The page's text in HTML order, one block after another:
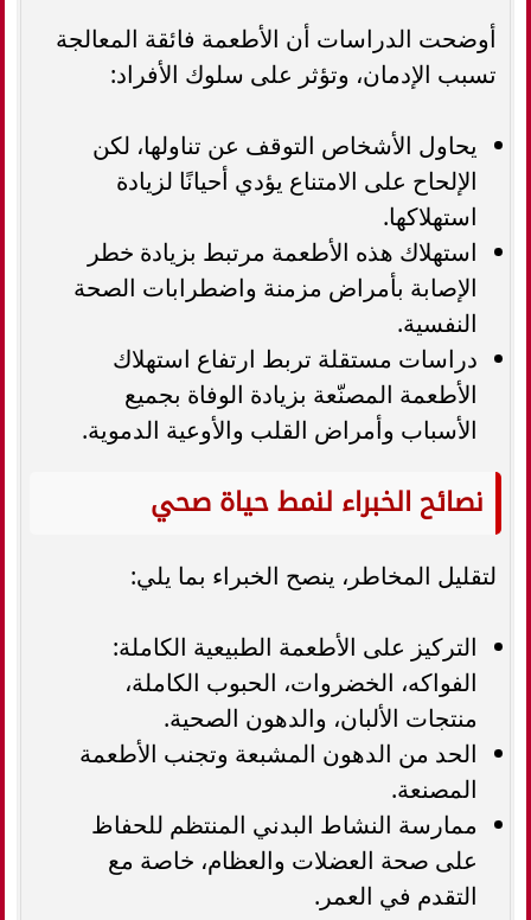
أوضحت الدراسات أن الأطعمة فائقة المعالجة
تسبب الإدمان، وتؤثر على سلوك الأفراد:
يحاول الأشخاص التوقف عن تناولها، لكن
الإلحاح على الامتناع يؤدي أحيانًا لزيادة
استهلاكها.
استهلاك هذه الأطعمة مرتبط بزيادة خطر
الإصابة بأمراض مزمنة واضطرابات الصحة
النفسية.
دراسات مستقلة تربط ارتفاع استهلاك
الأطعمة المصنّعة بزيادة الوفاة بجميع
الأسباب وأمراض القلب والأوعية الدموية.
نصائح الخبراء لنمط حياة صحي
لتقليل المخاطر، ينصح الخبراء بما يلي:
التركيز على الأطعمة الطبيعية الكاملة:
الفواكه، الخضروات، الحبوب الكاملة،
منتجات الألبان، والدهون الصحية.
الحد من الدهون المشبعة وتجنب الأطعمة
المصنعة.
ممارسة النشاط البدني المنتظم للحفاظ
على صحة العضلات والعظام، خاصة مع
التقدم في العمر.